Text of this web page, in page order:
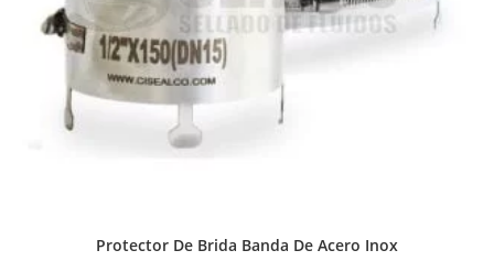
Protector De Brida Banda De Acero Inox